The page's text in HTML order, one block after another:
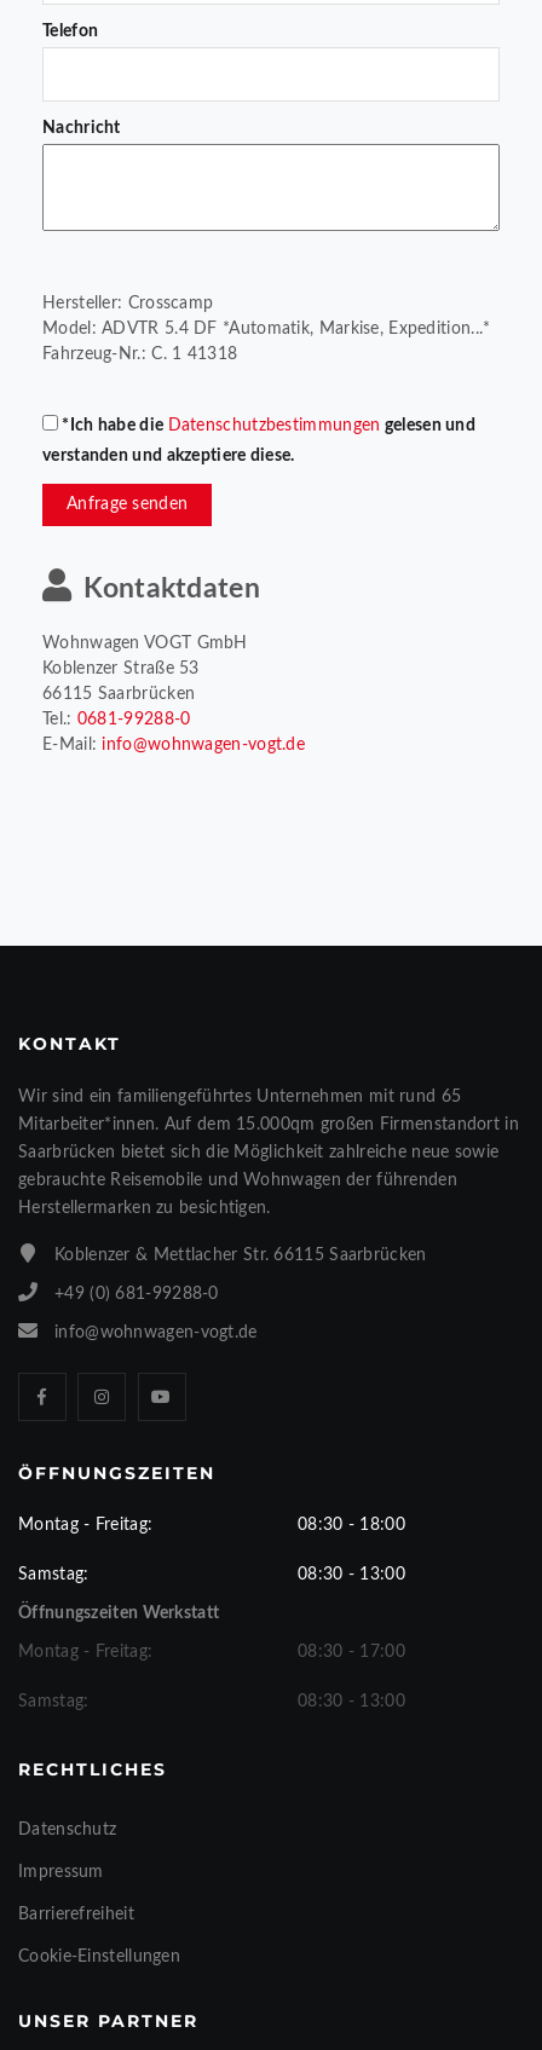
Telefon
Nachricht
Hersteller: Crosscamp
Model: ADVTR 5.4 DF *Automatik, Markise, Expedition...*
Fahrzeug-Nr.: C. 1 41318
*Ich habe die Datenschutzbestimmungen gelesen und
verstanden und akzeptiere diese.
Anfrage senden
Kontaktdaten
Wohnwagen VOGT GmbH
Koblenzer Straße 53
66115 Saarbrücken
Tel.: 0681-99288-0
E-Mail: info@wohnwagen-vogt.de
KONTAKT
Wir sind ein familiengeführtes Unternehmen mit rund 65
Mitarbeiter*innen. Auf dem 15.000qm großen Firmenstandort in
Saarbrücken bietet sich die Möglichkeit zahlreiche neue sowie
gebrauchte Reisemobile und Wohnwagen der führenden
Herstellermarken zu besichtigen.
Koblenzer & Mettlacher Str. 66115 Saarbrücken
+49 (0) 681-99288-0
info@wohnwagen-vogt.de
ÖFFNUNGSZEITEN
Montag - Freitag: 08:30 - 18:00
Samstag: 08:30 - 13:00
Öffnungszeiten Werkstatt
Montag - Freitag: 08:30 - 17:00
Samstag: 08:30 - 13:00
RECHTLICHES
Datenschutz
Impressum
Barrierefreiheit
Cookie-Einstellungen
UNSER PARTNER